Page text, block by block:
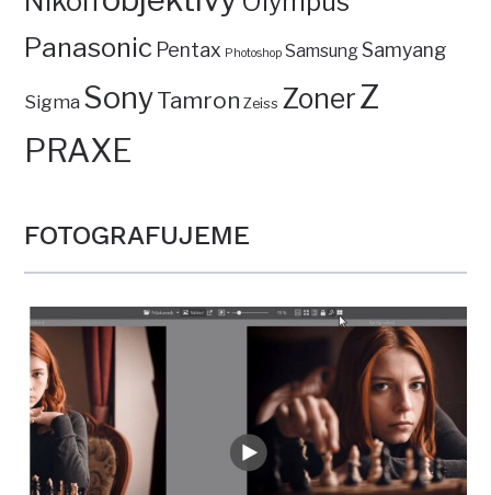
Panasonic Pentax Photoshop SamsungSamyang
Sigma SonyTamron Zeiss ZonerZ
PRAXE
FOTOGRAFUJEME